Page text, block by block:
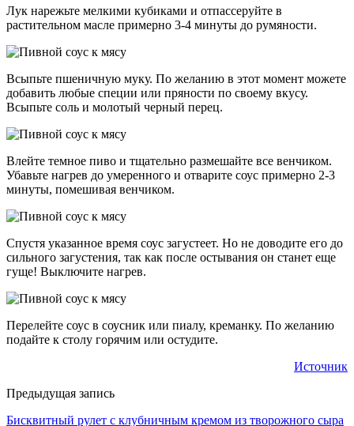
Лук нарежьте мелкими кубиками и отпассеруйте в
растительном масле примерно 3-4 минуты до румяности.
Всыпьте пшеничную муку. По желанию в этот момент можете
добавить любые специи или пряности по своему вкусу.
Всыпьте соль и молотый черный перец.
Влейте темное пиво и тщательно размешайте все венчиком.
Убавьте нагрев до умеренного и отварите соус примерно 2-3
минуты, помешивая венчиком.
Спустя указанное время соус загустеет. Но не доводите его до
сильного загустения, так как после остывания он станет еще
гуще! Выключите нагрев.
Перелейте соус в соусник или пиалу, креманку. По желанию
подайте к столу горячим или остудите.
Источник
Предыдущая запись
Бисквитный рулет с клубничным кремом из творожного сыра